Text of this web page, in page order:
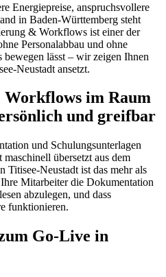
Energiepreise, anspruchsvollere
in Baden-Württemberg steht
& Workflows ist einer der
Personalabbau und ohne
bewegen lässt – wir zeigen Ihnen
Neustadt ansetzt.
im Raum
und greifbar
und Schulungsunterlagen
übersetzt aus dem
Titisee-Neustadt ist das mehr als
Mitarbeiter die Dokumentation
abzulegen, und dass
funktionieren.
Go-Live in